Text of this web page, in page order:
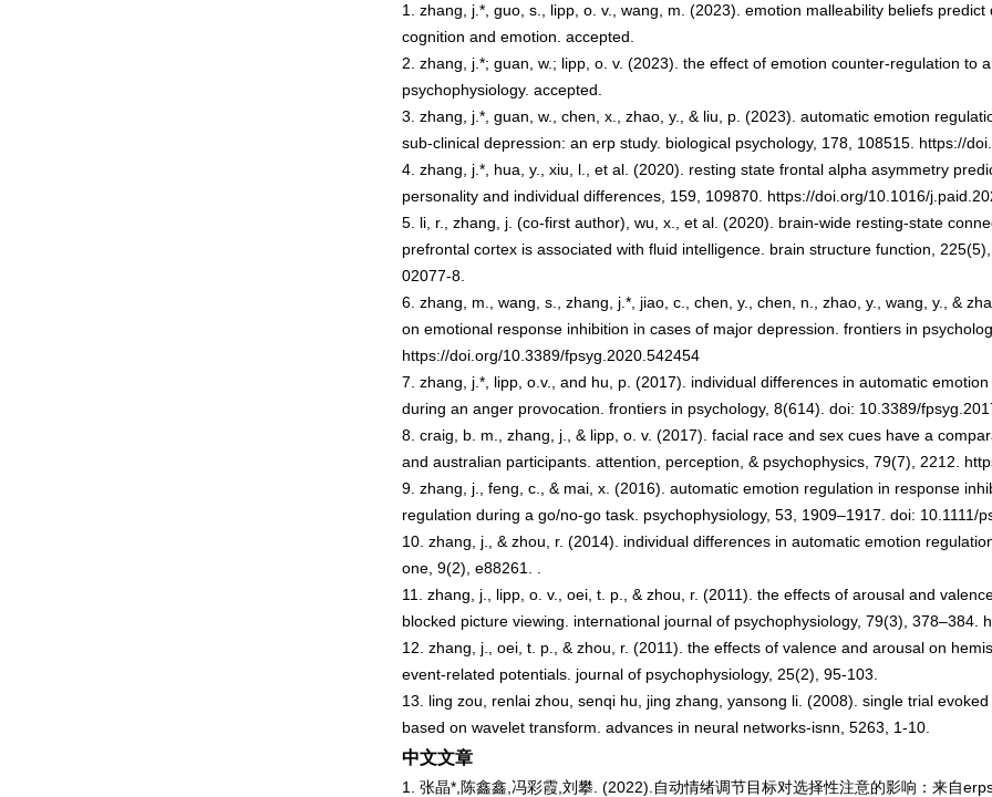
1. zhang, j.*, guo, s., lipp, o. v., wang, m. (2023). emotion malleability beliefs
cognition and emotion. accepted.
2. zhang, j.*; guan, w.; lipp, o. v. (2023). the effect of emotion counter-regulation to
psychophysiology. accepted.
3. zhang, j.*, guan, w., chen, x., zhao, y., & liu, p. (2023). automatic emotion
sub-clinical depression: an erp study. biological psychology, 178 , 108515. https://
4. zhang, j.*, hua, y., xiu, l., et al. (2020). resting state frontal alpha asymmetry
personality and individual differences, 159 , 109870. https://doi.org/10.1016/
5. li, r., zhang, j. (co-first author), wu, x., et al. (2020). brain-wide resting-state
prefrontal cortex is associated with fluid intelligence. brain structure function, 225
02077-8.
6. zhang, m., wang, s., zhang, j.*, jiao, c., chen, y., chen, n., zhao, y., wang, y., &
on emotional response inhibition in cases of major depression. frontiers in
https://doi.org/10.3389/fpsyg.2020.542454
7. zhang, j.*, lipp, o.v., and hu, p. (2017). individual differences in automatic
during an anger provocation. frontiers in psychology, 8(614). doi: 10.3389/
8. craig, b. m., zhang, j., & lipp, o. v. (2017). facial race and sex cues have a
and australian participants. attention, perception, & psychophysics, 79(7), 2212.
9. zhang, j., feng, c., & mai, x. (2016). automatic emotion regulation in response
regulation during a go/no-go task. psychophysiology, 53 , 1909–1917. doi: 10.1111/
10. zhang, j., & zhou, r. (2014). individual differences in automatic emotion
one, 9(2), e88261.
11. zhang, j., lipp, o. v., oei, t. p., & zhou, r. (2011). the effects of arousal and
blocked picture viewing.
international journal of psychophysiology, 79(3), 378–384.
12. zhang, j., oei, t. p., & zhou, r. (2011). the effects of valence and arousal on
event-related potentials. journal of psychophysiology, 25(2), 95-103.
13. ling zou, renlai zhou, senqi hu, jing zhang, yansong li. (2008). single trial
based on wavelet transform. advances in neural networks-isnn, 5263 , 1-10.
中文文章
1. 张晶*,陈鑫鑫,冯彩霞,刘攀. (2022).自动情绪调节目标对选择性注意的影响：来自